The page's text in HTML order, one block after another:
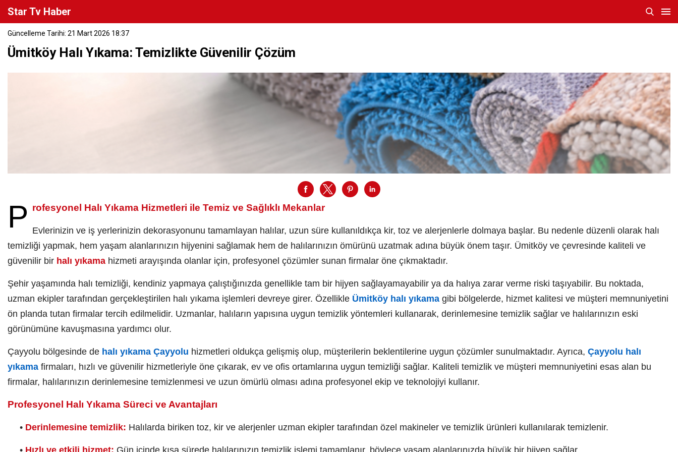
Star Tv Haber
Güncelleme Tarihi: 21 Mart 2026 18:37
Ümitköy Halı Yıkama: Temizlikte Güvenilir Çözüm
P rofesyonel Halı Yıkama Hizmetleri ile Temiz ve Sağlıklı Mekanlar
Evlerinizin ve iş yerlerinizin dekorasyonunu tamamlayan halılar, uzun süre kullanıldıkça kir, toz ve alerjenlerle dolmaya başlar. Bu nedenle düzenli olarak halı
temizliği yapmak, hem yaşam alanlarınızın hijyenini sağlamak hem de halılarınızın ömürünü uzatmak adına büyük önem taşır. Ümitköy ve çevresinde kaliteli ve
güvenilir bir halı yıkama hizmeti arayışında olanlar için, profesyonel çözümler sunan firmalar öne çıkmaktadır.
Şehir yaşamında halı temizliği, kendiniz yapmaya çalıştığınızda genellikle tam bir hijyen sağlayamayabilir ya da halıya zarar verme riski taşıyabilir. Bu noktada,
uzman ekipler tarafından gerçekleştirilen halı yıkama işlemleri devreye girer. Özellikle Ümitköy halı yıkama gibi bölgelerde, hizmet kalitesi ve müşteri memnuniyetini
ön planda tutan firmalar tercih edilmelidir. Uzmanlar, halıların yapısına uygun temizlik yöntemleri kullanarak, derinlemesine temizlik sağlar ve halılarınızın eski
görünümüne kavuşmasına yardımcı olur.
Çayyolu bölgesinde de halı yıkama Çayyolu hizmetleri oldukça gelişmiş olup, müşterilerin beklentilerine uygun çözümler sunulmaktadır. Ayrıca, Çayyolu halı
yıkama firmaları, hızlı ve güvenilir hizmetleriyle öne çıkarak, ev ve ofis ortamlarına uygun temizliği sağlar. Kaliteli temizlik ve müşteri memnuniyetini esas alan bu
firmalar, halılarınızın derinlemesine temizlenmesi ve uzun ömürlü olması adına profesyonel ekip ve teknolojiyi kullanır.
Profesyonel Halı Yıkama Süreci ve Avantajları
• Derinlemesine temizlik: Halılarda biriken toz, kir ve alerjenler uzman ekipler tarafından özel makineler ve temizlik ürünleri kullanılarak temizlenir.
• Hızlı ve etkili hizmet: Gün içinde kısa sürede halılarınızın temizlik işlemi tamamlanır, böylece yaşam alanlarınızda büyük bir hijyen sağlar.